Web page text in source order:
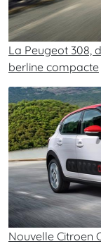
La Peugeot 308,
berline compacte
Nouvelle Citroen